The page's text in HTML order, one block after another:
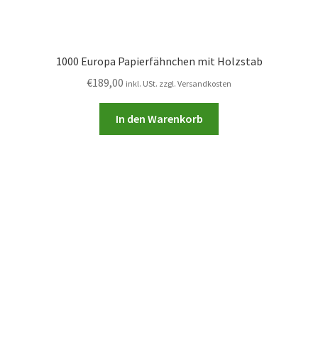
1000 Europa Papierfähnchen mit Holzstab
€189,00 inkl. USt. zzgl. Versandkosten
In den Warenkorb